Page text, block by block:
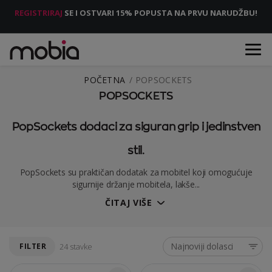
REGISTRIRAJ SE I OSTVARI 15% POPUSTA NA PRVU NARUDŽBU!
POČETNA POPSOCKETS
POPSOCKETS
PopSockets dodaci za siguran grip i jedinstven
stil.
PopSockets su praktičan dodatak za mobitel koji omogućuje
sigurnije držanje mobitela, lakše...
ČITAJ VIŠE
FILTER 24 stavke Najnoviji dolasci